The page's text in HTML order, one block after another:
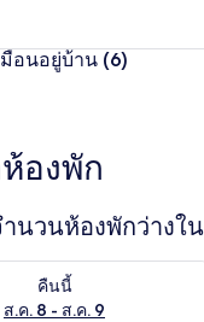
มือนอยู่บ้าน (6)
องพัก
นวนห้องพักว่างใ
คืนนี้
ส.ค. 8 - ส.ค. 9
นห้องพักว่างในคืนนี้ ส.